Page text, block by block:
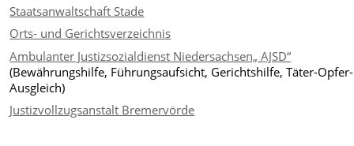
Staatsanwaltschaft Stade
Orts- und Gerichtsverzeichnis
Ambulanter Justizsozialdienst Niedersachsen„ AJSD“
(Bewährungshilfe, Führungsaufsicht, Gerichtshilfe, Täter-Opfer-
Ausgleich)
Justizvollzugsanstalt Bremervörde